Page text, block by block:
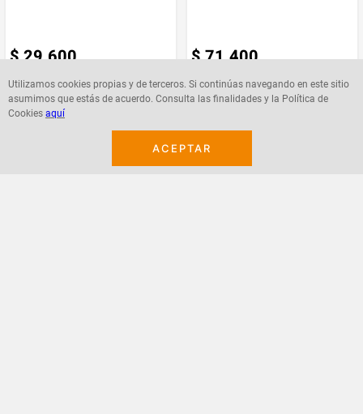
Utilizamos cookies propias y de terceros. Si continúas navegando en este sitio
asumimos que estás de acuerdo. Consulta las finalidades y la Política de
Cookies aquí
ACEPTAR
$29.600 $71.400